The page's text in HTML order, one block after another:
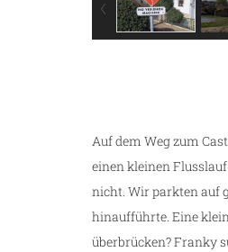
Auf dem Weg zum
einen kleinen
nicht. Wir parkten auf
hinaufführte. Eine
überbrücken? Franky